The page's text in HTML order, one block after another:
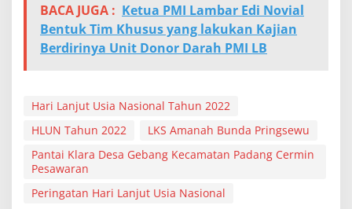
BACA JUGA : Ketua PMI Lambar Edi Novial
Bentuk Tim Khusus yang lakukan Kajian
Berdirinya Unit Donor Darah PMI LB
Hari Lanjut Usia Nasional Tahun 2022
HLUN Tahun 2022
LKS Amanah Bunda Pringsewu
Pantai Klara Desa Gebang Kecamatan Padang Cermin
Pesawaran
Peringatan Hari Lanjut Usia Nasional